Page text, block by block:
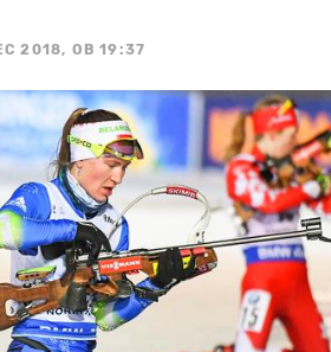
2018, OB 19:37